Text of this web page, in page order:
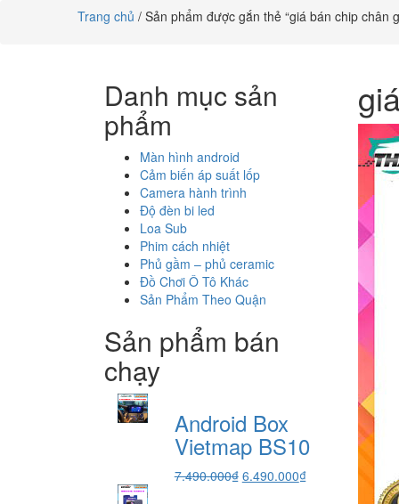
Trang chủ / Sản phẩm được gắn thẻ “giá bán chip chân
Danh mục sản
phẩm
Màn hình android
Cảm biến áp suất lốp
Camera hành trình
Độ đèn bi led
Loa Sub
Phim cách nhiệt
Phủ gầm – phủ ceramic
Đồ Chơi Ô Tô Khác
Sản Phẩm Theo Quận
Sản phẩm bán
chạy
Android Box
Vietmap BS10
7.490.000₫ Giá
6.490.000₫Giá